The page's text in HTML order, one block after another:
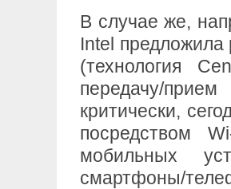
В случае же,
Intel
(технология
передачу/
критически,
посредством
мобильных
смартфоны/